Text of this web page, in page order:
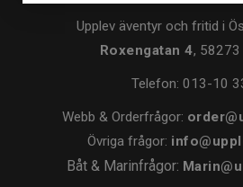
Upplev äventyr och fritid i
Roxengatan 4, 58273
Telefon: 013-10
Webb & Orderfrågor:
Övriga frågor:
Båt & Marinfrågor: